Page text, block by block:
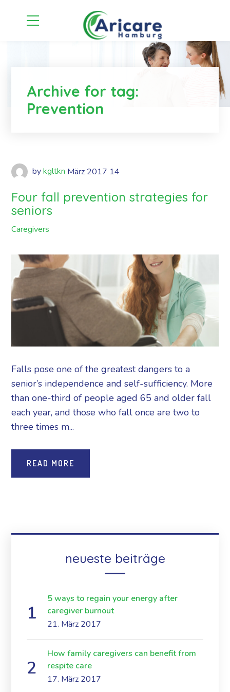
Archive for tag:
Prevention
by kgltkn März 2017 14
Four fall prevention strategies for
seniors
Caregivers
Falls pose one of the greatest dangers to a
senior’s independence and self-sufficiency. More
than one-third of people aged 65 and older fall
each year, and those who fall once are two to
three times m...
READ MORE
neueste beiträge
5 ways to regain your energy after
caregiver burnout
21. März 2017
How family caregivers can benefit from
respite care
17. März 2017